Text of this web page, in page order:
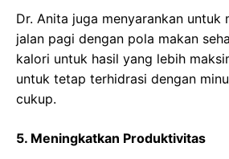
Dr. Anita juga menyarankan untuk
jalan pagi dengan pola makan
kalori untuk hasil yang lebih
untuk tetap terhidrasi dengan
cukup.
5. Meningkatkan Produktivitas